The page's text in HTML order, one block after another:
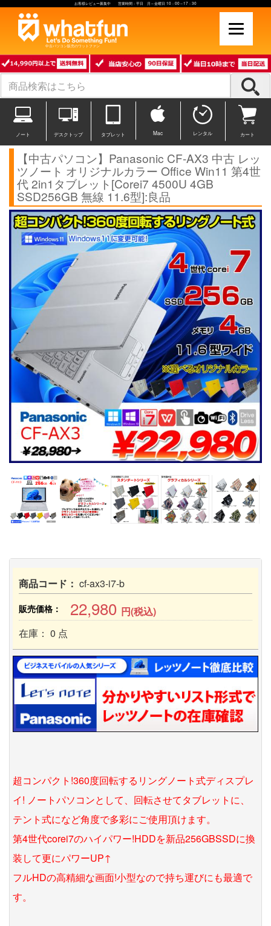
お客様レビュー募集中 営業時間：平日 月～金曜日 10：00～17：30
中古パソコン販売のワットファン
ノート デスクトップ タブレット Mac レンタル カート
【中古パソコン】Panasonic CF-AX3 中古 レッ
ツノート オリジナルカラー Office Win11 第4世
代 2in1タブレット[Corei7 4500U 4GB
SSD256GB 無線 11.6型]:良品
商品コード： cf-ax3-i7-b
販売価格： 22,980 円(税込)
在庫： 0 点
超コンパクト!360度回転するリングノート式ディスプレ
イ! ノートパソコンとして、回転させてタブレットに、
テント式になど角度で多彩にご使用頂けます。
第4世代corei7のハイパワー!HDDを新品256GBSSDに換
装して更にパワーUP↑
フルHDの高精細な画面!小型なので持ち運びにも最適で
す。